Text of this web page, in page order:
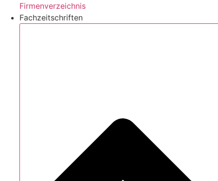
Firmenverzeichnis
Fachzeitschriften